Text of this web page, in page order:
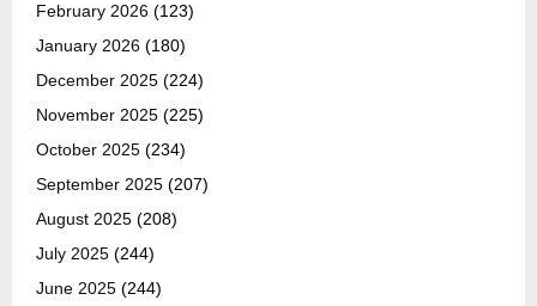
February 2026 (123)
January 2026 (180)
December 2025 (224)
November 2025 (225)
October 2025 (234)
September 2025 (207)
August 2025 (208)
July 2025 (244)
June 2025 (244)